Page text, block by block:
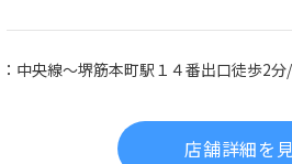
中央線～堺筋本町駅１４番出口徒歩2
店舗詳細を